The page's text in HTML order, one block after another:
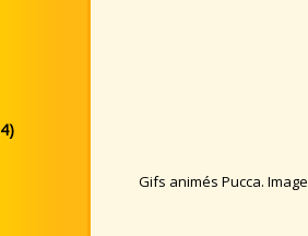
Gifs animés Pucca.